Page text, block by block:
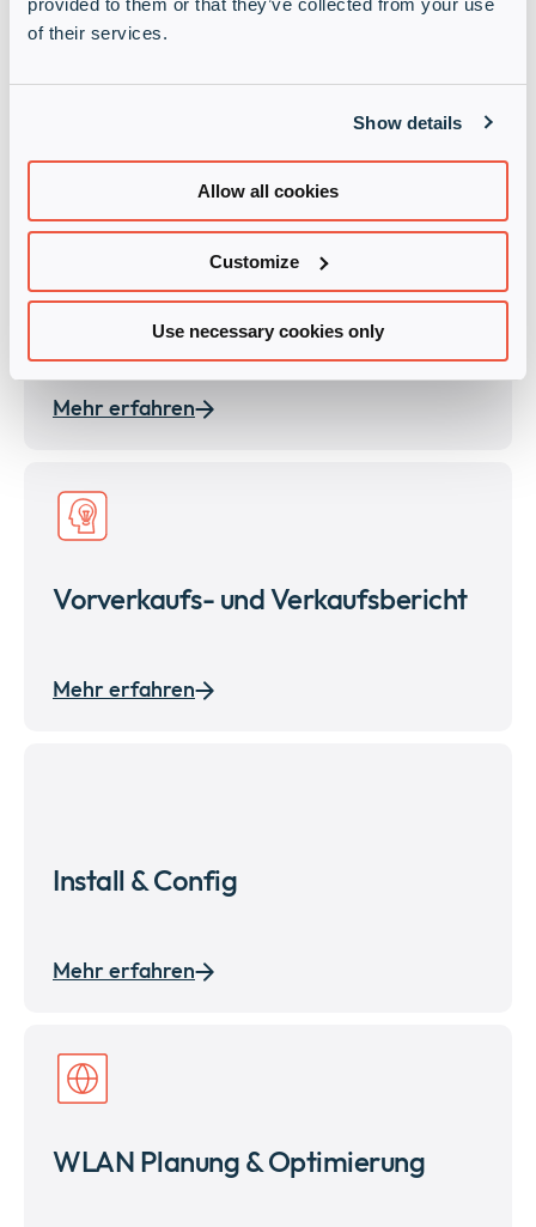
provided to them or that they’ve collected from your use
of their services.
Show details
Allow all cookies
Customize
Use necessary cookies only
Partner-Förderung
Globale Logistik
Mehr erfahren
Vorverkaufs- und Verkaufsbericht
Mehr erfahren
Install & Config
Mehr erfahren
WLAN Planung & Optimierung